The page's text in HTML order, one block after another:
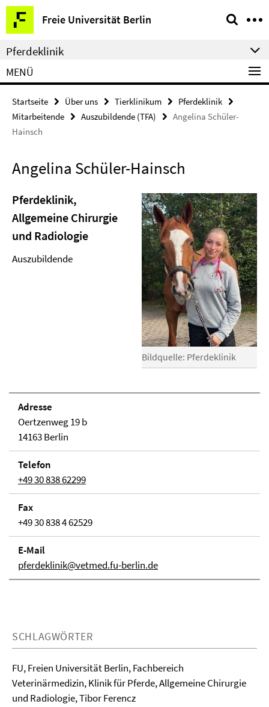
Springe
direkt
zu
Inhalt
Freie Universität Berlin
Service-
Navigation
Pferdeklinik
MENÜ
Startseite Über uns Tierklinikum
Pferdeklinik
Mitarbeitende
Auszubildende (TFA)
Angelina Schüler-
Hainsch
Angelina Schüler-Hainsch
Bildquelle: Pferdeklinik
Pferdeklinik,
Allgemeine Chirurgie
und Radiologie
Auszubildende
Adresse
Oertzenweg 19 b
14163 Berlin
Telefon
+49 30 838 62299
Fax
+49 30 838 4 62529
E-Mail
pferdeklinik@vetmed.fu-berlin.de
SCHLAGWÖRTER
FU, Freien Universität Berlin, Fachbereich
Veterinärmedizin, Klinik für Pferde, Allgemeine Chirurgie
und Radiologie, Tibor Ferencz